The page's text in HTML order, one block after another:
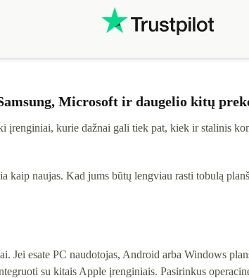
Microsoft ir daugelio kitų
kurie dažnai gali tiek pat, kiek ir stalinis
kaip naujas. Kad jums būtų lengviau rasti tobulą
Jei esate PC naudotojas, Android arba Windows
su kitais Apple įrenginiais. Pasirinkus